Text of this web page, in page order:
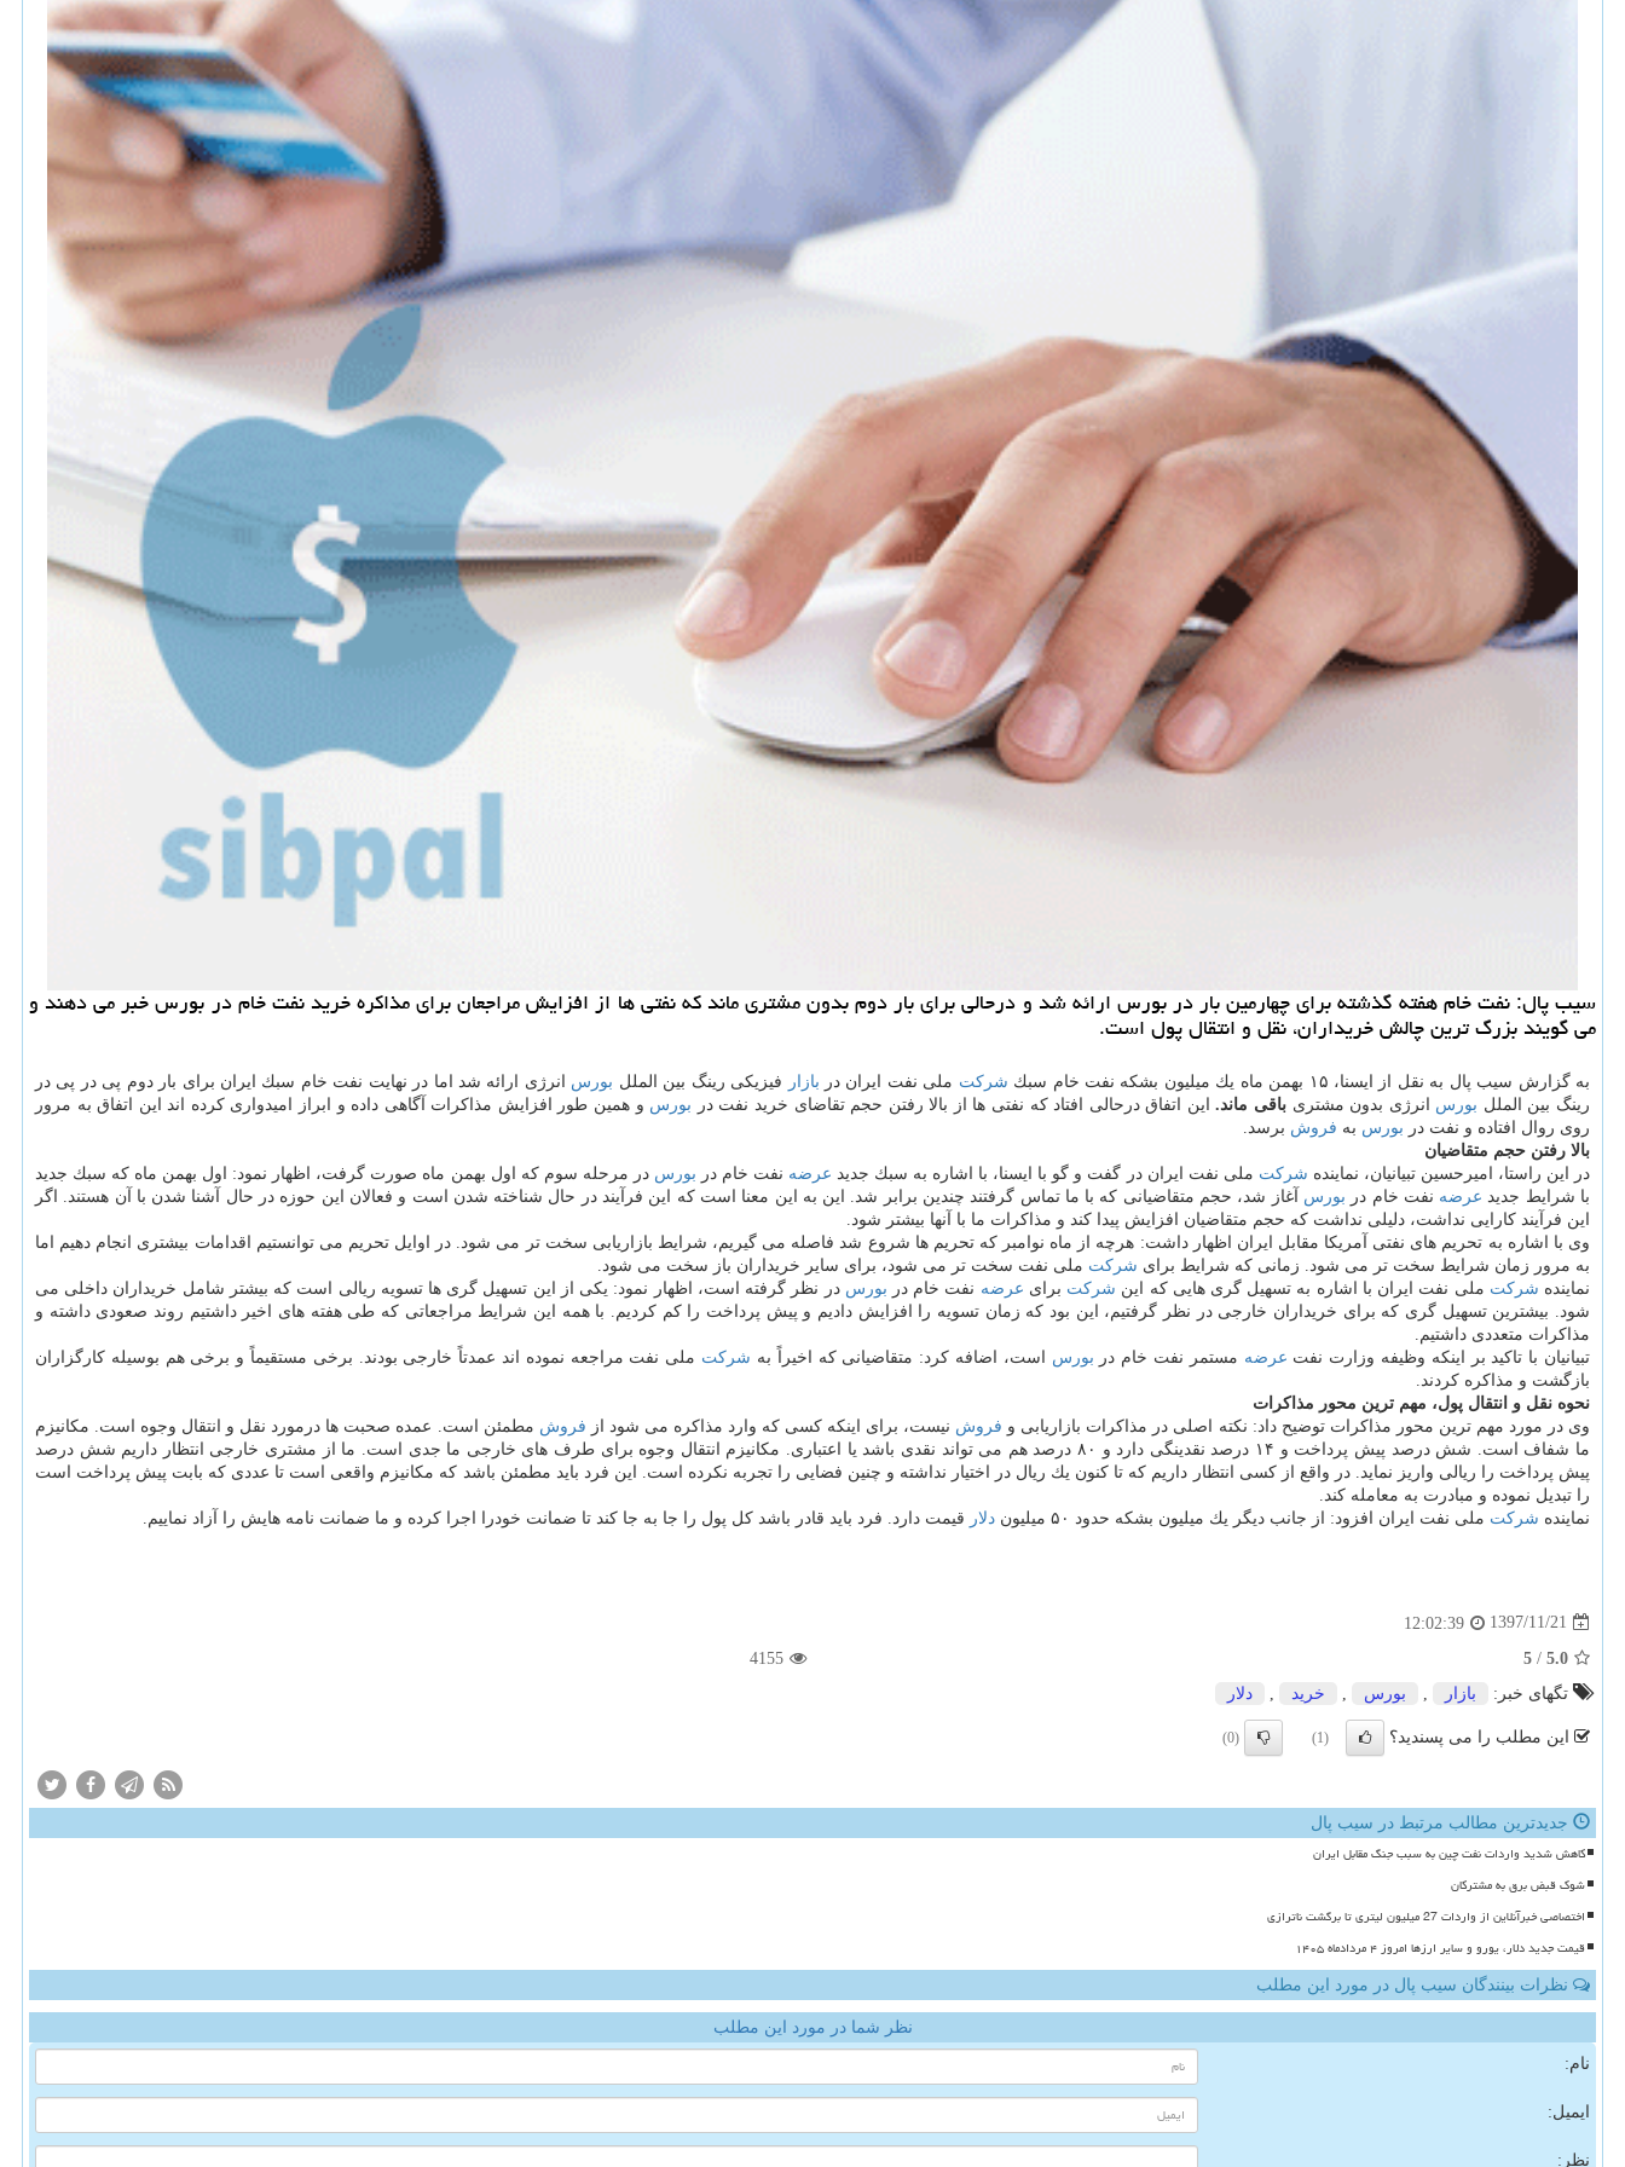
سیب پال: نفت خام هفته گذشته برای چهارمین بار در بورس ارائه شد و درحالی برای بار دوم بدون مشتری ماند كه نفتی ها از افزایش مراجعان برای مذاكره خرید نفت خام در بورس خبر می دهند و
می گویند بزرگ ترین چالش خریداران، نقل و انتقال پول است.
به گزارش سیب پال به نقل از ایسنا، ۱۵ بهمن ماه یك میلیون بشكه نفت خام سبك شركت ملی نفت ایران در بازار فیزیكی رینگ بین الملل بورس انرژی ارائه شد اما در نهایت نفت خام سبك ایران برای بار دوم پی در پی در
رینگ بین الملل بورس انرژی بدون مشتری باقی ماند.این اتفاق درحالی افتاد كه نفتی ها از بالا رفتن حجم تقاضای خرید نفت در بورس و همین طور افزایش مذاكرات آگاهی داده و ابراز امیدواری كرده اند این اتفاق به مرور
روی روال افتاده و نفت در بورس به فروش برسد.
بالا رفتن حجم متقاضیان
در این راستا، امیرحسین تبیانیان، نماینده شركت ملی نفت ایران در گفت و گو با ایسنا، با اشاره به سبك جدید عرضه نفت خام در بورس در مرحله سوم كه اول بهمن ماه صورت گرفت، اظهار نمود: اول بهمن ماه كه سبك جدید
با شرایط جدید عرضه نفت خام در بورس آغاز شد، حجم متقاضیانی كه با ما تماس گرفتند چندین برابر شد. این به این معنا است كه این فرآیند در حال شناخته شدن است و فعالان این حوزه در حال آشنا شدن با آن هستند. اگر
این فرآیند كارایی نداشت، دلیلی نداشت كه حجم متقاضیان افزایش پیدا كند و مذاكرات ما با آنها بیشتر شود.
وی با اشاره به تحریم های نفتی آمریكا مقابل ایران اظهار داشت: هرچه از ماه نوامبر كه تحریم ها شروع شد فاصله می گیریم، شرایط بازاریابی سخت تر می شود. در اوایل تحریم می توانستیم اقدامات بیشتری انجام دهیم اما
به مرور زمان شرایط سخت تر می شود. زمانی كه شرایط برای شركت ملی نفت سخت تر می شود، برای سایر خریداران باز سخت می شود.
نماینده شركت ملی نفت ایران با اشاره به تسهیل گری هایی كه این شركت برای عرضه نفت خام در بورس در نظر گرفته است، اظهار نمود: یكی از این تسهیل گری ها تسویه ریالی است كه بیشتر شامل خریداران داخلی می
شود. بیشترین تسهیل گری كه برای خریداران خارجی در نظر گرفتیم، این بود كه زمان تسویه را افزایش دادیم و پیش پرداخت را كم كردیم. با همه این شرایط مراجعاتی كه طی هفته های اخیر داشتیم روند صعودی داشته و
مذاكرات متعددی داشتیم.
تبیانیان با تاكید بر اینكه وظیفه وزارت نفت عرضه مستمر نفت خام در بورس است، اضافه كرد: متقاضیانی كه اخیراً به شركت ملی نفت مراجعه نموده اند عمدتاً خارجی بودند. برخی مستقیماً و برخی هم بوسیله كارگزاران
بازگشت و مذاكره كردند.
نحوه نقل و انتقال پول، مهم ترین محور مذاكرات
وی در مورد مهم ترین محور مذاكرات توضیح داد: نكته اصلی در مذاكرات بازاریابی و فروش نیست، برای اینكه كسی كه وارد مذاكره می شود از فروش مطمئن است. عمده صحبت ها درمورد نقل و انتقال وجوه است. مكانیزم
ما شفاف است. شش درصد پیش پرداخت و ۱۴ درصد نقدینگی دارد و ۸۰ درصد هم می تواند نقدی باشد یا اعتباری. مكانیزم انتقال وجوه برای طرف های خارجی ما جدی است. ما از مشتری خارجی انتظار داریم شش درصد
پیش پرداخت را ریالی واریز نماید. در واقع از كسی انتظار داریم كه تا كنون یك ریال در اختیار نداشته و چنین فضایی را تجربه نكرده است. این فرد باید مطمئن باشد كه مكانیزم واقعی است تا عددی كه بابت پیش پرداخت است
را تبدیل نموده و مبادرت به معامله كند.
نماینده شركت ملی نفت ایران افزود: از جانب دیگر یك میلیون بشكه حدود ۵۰ میلیون دلار قیمت دارد. فرد باید قادر باشد كل پول را جا به جا كند تا ضمانت خودرا اجرا كرده و ما ضمانت نامه هایش را آزاد نماییم.
1397/11/21
12:02:39
5.0
/
5
4155
تگهای خبر:
بازار بورس خرید دلار
این مطلب را می پسندید؟ (1)
(0)
جدیدترین مطالب مرتبط در سیب پال
کاهش شدید واردات نفت چین به سبب جنگ مقابل ایران
شوک قبض برق به مشترکان
اختصاصی خبرآنلاین از واردات 27 میلیون لیتری تا برگشت ناترازی
قیمت جدید دلار، یورو و سایر ارزها امروز ۴ مردادماه ۱۴۰۵
نظرات بینندگان سیب پال در مورد این مطلب
نظر شما در مورد این مطلب
نام:
ایمیل:
نظر: